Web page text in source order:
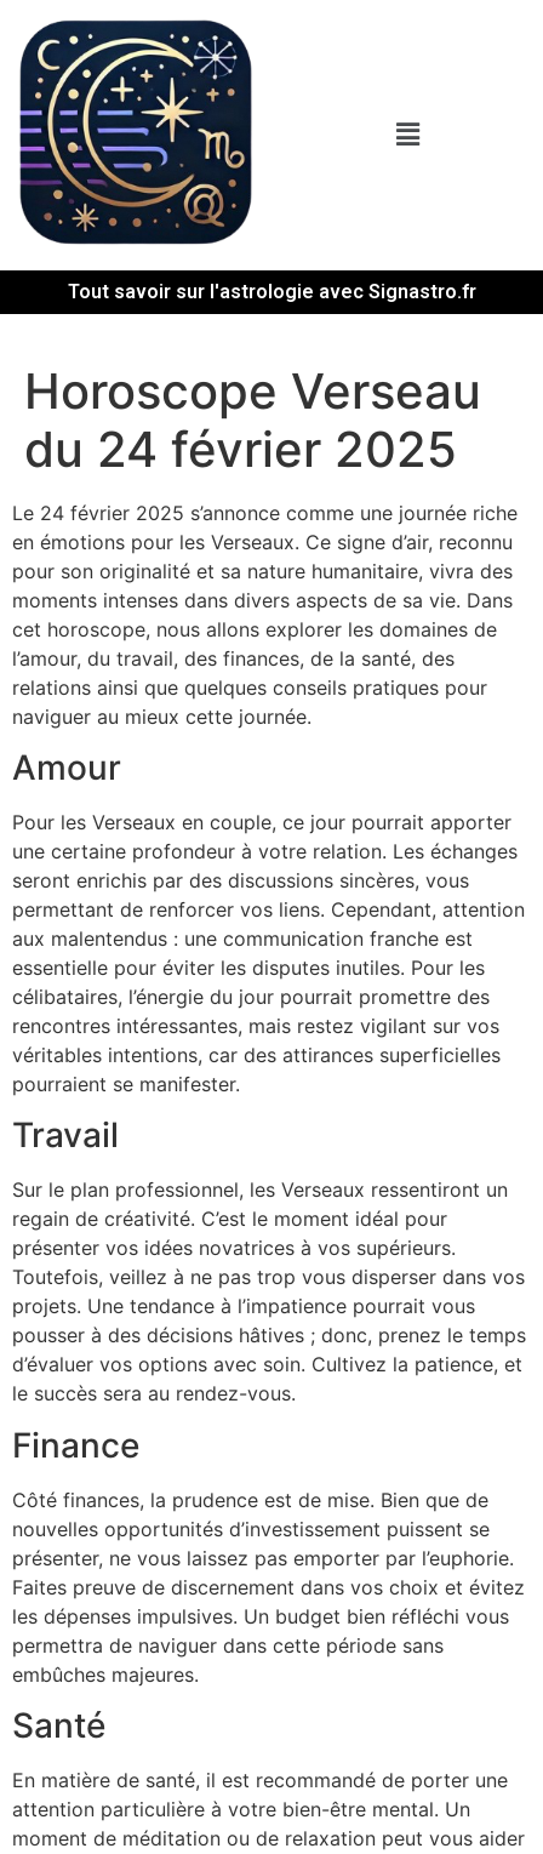
Tout savoir sur l'astrologie avec Signastro.fr
Horoscope Verseau
du 24 février 2025
Le 24 février 2025 s’annonce comme une journée riche
en émotions pour les Verseaux. Ce signe d’air, reconnu
pour son originalité et sa nature humanitaire, vivra des
moments intenses dans divers aspects de sa vie. Dans
cet horoscope, nous allons explorer les domaines de
l’amour, du travail, des finances, de la santé, des
relations ainsi que quelques conseils pratiques pour
naviguer au mieux cette journée.
Amour
Pour les Verseaux en couple, ce jour pourrait apporter
une certaine profondeur à votre relation. Les échanges
seront enrichis par des discussions sincères, vous
permettant de renforcer vos liens. Cependant, attention
aux malentendus : une communication franche est
essentielle pour éviter les disputes inutiles. Pour les
célibataires, l’énergie du jour pourrait promettre des
rencontres intéressantes, mais restez vigilant sur vos
véritables intentions, car des attirances superficielles
pourraient se manifester.
Travail
Sur le plan professionnel, les Verseaux ressentiront un
regain de créativité. C’est le moment idéal pour
présenter vos idées novatrices à vos supérieurs.
Toutefois, veillez à ne pas trop vous disperser dans vos
projets. Une tendance à l’impatience pourrait vous
pousser à des décisions hâtives ; donc, prenez le temps
d’évaluer vos options avec soin. Cultivez la patience, et
le succès sera au rendez-vous.
Finance
Côté finances, la prudence est de mise. Bien que de
nouvelles opportunités d’investissement puissent se
présenter, ne vous laissez pas emporter par l’euphorie.
Faites preuve de discernement dans vos choix et évitez
les dépenses impulsives. Un budget bien réfléchi vous
permettra de naviguer dans cette période sans
embûches majeures.
Santé
En matière de santé, il est recommandé de porter une
attention particulière à votre bien-être mental. Un
moment de méditation ou de relaxation peut vous aider